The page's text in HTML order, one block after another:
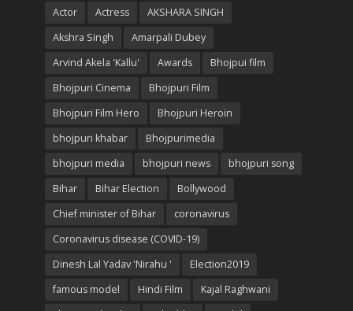
Actor Actress
AKSHARA SINGH
Akshra Singh
Amarpali Dubey
Arvind Akela 'Kallu'
Awards
Bhojpui film
Bhojpuri Cinema
Bhojpuri Film
Bhojpuri Film Hero
Bhojpuri Heroin
bhojpuri khabar
Bhojpurimedia
bhojpuri media
bhojpuri news
bhojpuri song
Bihar
Bihar Election
Bollywood
Chief minister of Bihar
coronavirus
Coronavirus disease (COVID-19)
Dinesh Lal Yadav 'Nirahu '
Election2019
famous model
Hindi Film
Kajal Raghwani